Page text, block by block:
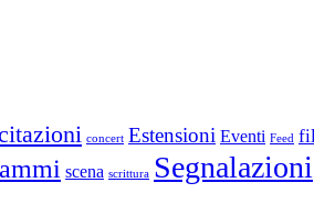
concert Estensioni Eventi Feed
scena scrittura Segnalazioni